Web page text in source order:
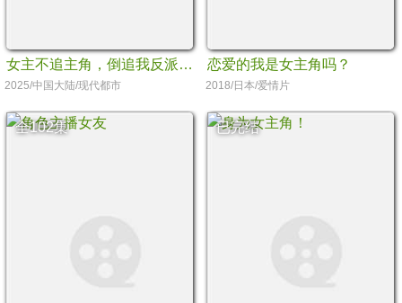
女主不追主角，倒追我反派干嘛
2025/中国大陆/现代都市
恋爱的我是女主角吗？
2018/日本/爱情片
全102集 已完结